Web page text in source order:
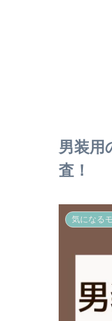
男装用
査！
気になる